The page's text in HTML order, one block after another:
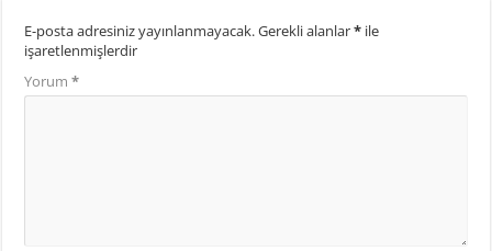
E-posta adresiniz yayınlanmayacak.Gerekli alanlar* ile
işaretlenmişlerdir
Yorum*